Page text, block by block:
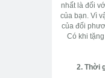
nhất là đối
của bạn. Vì
của đối
Có khi
2. Thời